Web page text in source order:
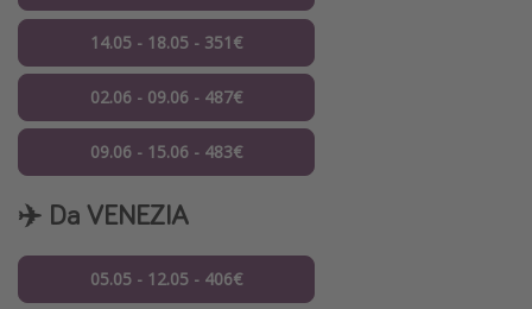
14.05 - 18.05 - 351€
02.06 - 09.06 - 487€
09.06 - 15.06 - 483€
✈️ Da VENEZIA
05.05 - 12.05 - 406€